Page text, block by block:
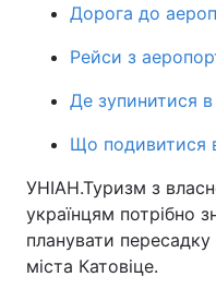
Економіка
Спорт
Техно і зв'язок
Зброя
Здоров'я
Цікавинки
Дорога до
Рейси з
Де зупинитися в
Що подивитися
УНІАН.Туризм з
українцям потрібно
планувати
міста Катовіце.